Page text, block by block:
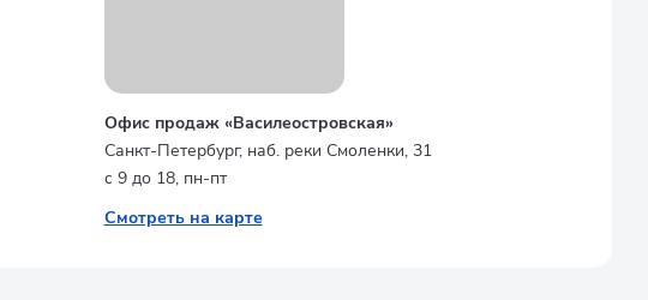
Офис продаж «Василеостровская»
Санкт-Петербург, наб. реки Смоленки, 31
с 9 до 18, пн-пт
Смотреть на карте